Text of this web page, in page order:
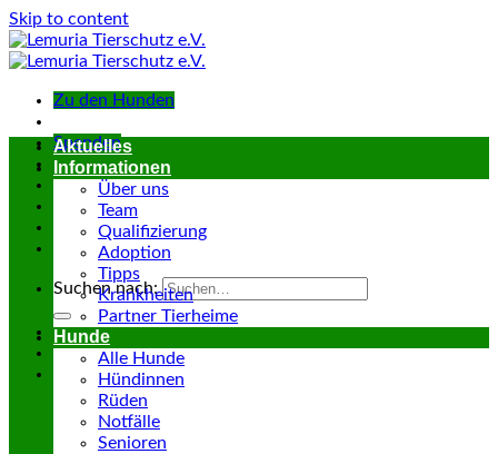
Skip to content
Zu den Hunden
Spenden
Suchen nach:
Aktuelles
Informationen
Über uns
Team
Qualifizierung
Adoption
Tipps
Krankheiten
Partner Tierheime
Hunde
Alle Hunde
Hündinnen
Rüden
Notfälle
Senioren